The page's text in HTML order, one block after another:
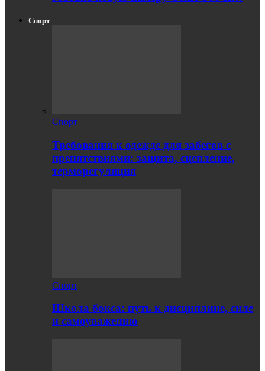
Спорт
Спорт
Требования к одежде для забегов с
препятствиями: защита, сцепление,
терморегуляция
Спорт
Школа бокса: путь к дисциплине, силе
и самоуважению